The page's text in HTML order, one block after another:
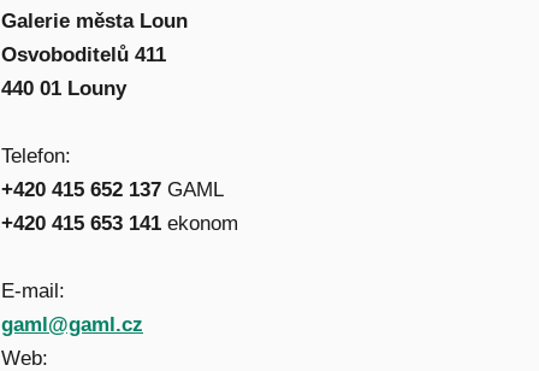
Galerie města Loun
Osvoboditelů 411
440 01 Louny
Telefon:
+420 415 652 137 GAML
+420 415 653 141 ekonom
E-mail:
gaml@gaml.cz
Web: